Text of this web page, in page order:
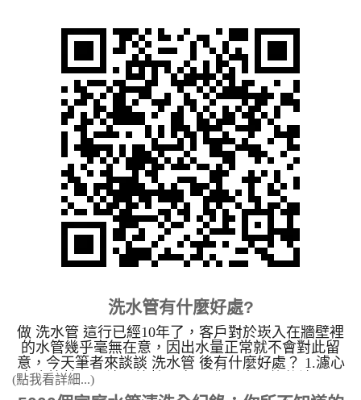
有效提升降溫效率，節省能源。 營業與公共場所管
路維護： 飯店旅館： 徹底清洗全館管線，為您的顧
客提供潔淨、穩定的用水品質。 學校、公家機
關： 定期維護校園及辦公場所水管，保障師生與民
眾用水安全。 一般家庭安心用水保障： 一般住家、
透天厝、公寓大樓： 專業深度清洗家用水管，改善
水質、恢復水壓，讓全家人的健康從源頭把關。 我
們採用先進的專業工法，能有效清除管壁髒污，並針
對不同材質、不同場所的管線特性，提供最安全、最
有效的客製化清洗方案。 水管清洗機價格及內容
專業級水管清洗設備-高周波清洗機(多家園區大廠指
定機種) 水管清洗機功能介紹 微電腦控制循環清洗 1.
水槌沖擊清洗模式 2.脈衝剝離清洗模
式 3.螺旋波清洗模式 施
工時間短、低噪音，不須破壞建築物結構。 不使用
臭氧或任何化學藥劑，無殘留疑慮。 高周波水管
清洗機規格 (型號：JP-02) 110V 電壓 主機重量 5.5
公斤 (含黑色航空箱) 單人即可輕鬆攜帶 操作壓力 最
大使用壓力 1.4 mpa 安全可控，確保輸出壓力 遙控距
離 水平傳輸距離 30 - 150 公尺 高穿透力遙控，操作
無障礙 清洗模式 1. 水槌衝擊 2. 脈衝剝離 3. 螺旋波
清洗 微電腦控制電磁閥 尺寸 W265/B365/H360 (mm)
輕量化設計 適用環境 住宅／工廠／醫院／旅館 / 學
為各地的住宅／工廠／醫院／學校 / 工廠機台做自來
水管清洗服務。本公司不收加盟業者之加盟金、權利
金，並提供加盟業者技術轉移及市場開發資訊，水管
清洗機可應用於：醫院／學校／ 工廠機台與一般住
宅的給自來水管污垢洗淨。 營業項目： 一、一般住
家、機關學校、飯店、公司、工廠機台各項管路之管
垢洗淨作業及水質改善工程。 二、開放全省加盟經
銷，並提供各種技術轉移。 為什麼要洗水管： 目
前生活品質提高及對養生的概念高漲，卻不知水管裡
面有重金屬及細菌，以為只要裝了RO逆滲透就可以
安心的用水，卻不知道淨水器只能把雜質過濾乾淨，
無法處理細菌，同時在洗澡時也不知重金屬會慢慢從
人體皮膚吸收至體內，日積月累會造成皮膚病變，所
以本公司努力推廣給大眾了解，讓大眾能重視家庭
水管清洗 的重要性。 因台灣工業發達並不斷的進
步，導致各種的污染產生，間接或直接的影響到水的
洗水管 非常陌生。其原因是 清洗水管 技術及機台是
由日本引進，台灣以前沒有這種技術。多方面思考，
水塔需要定期清洗，那自來 水管清洗 需不需要定期
清洗呢? 台灣定期洗水塔，日本卻定期清洗水管，
為什麼？日本非常重視生活品質，1970年前就研發出
清洗水管 的相關技術 。台灣引用日本的 清洗水管 技
術，讓我們能處理自來水管的問題。 因水管和水塔
洗水管有什麼好處?
做 洗水管 這行已經10年了，客戶對於崁入在牆壁裡
的水管幾乎毫無在意，因出水量正常就不會對此留
意，今天筆者來談談 洗水管 後有什麼好處？ 1.濾心
壽命比較長，濾心比較不容易髒 原本更換後濾心一
個禮拜就會變紅的，洗完後六個月都不會髒，可省下
(點我看詳細...)